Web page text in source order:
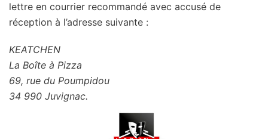
lettre en courrier recommandé avec accusé de
réception à l’adresse suivante :
KEATCHEN
La Boîte à Pizza
69, rue du Poumpidou
34 990 Juvignac.